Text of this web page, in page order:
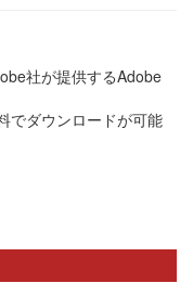
社が提供するAdobe
でダウンロードが可能